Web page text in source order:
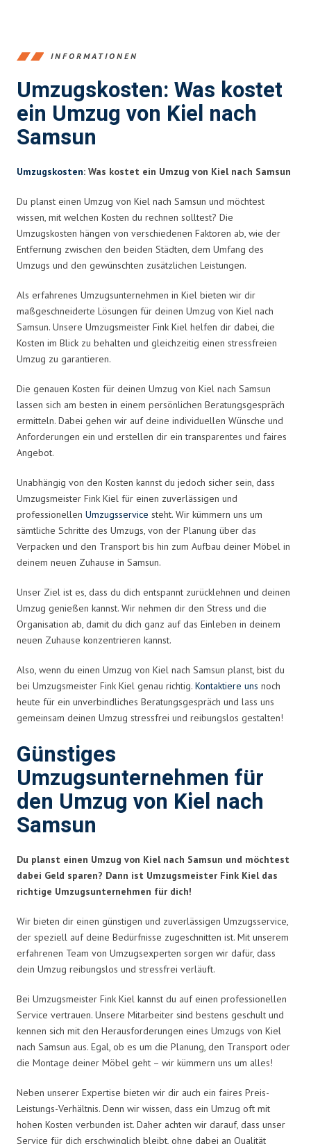
INFORMATIONEN
Umzugskosten: Was kostet
ein Umzug von Kiel nach
Samsun
Umzugskosten: Was kostet ein Umzug von Kiel nach Samsun
Du planst einen Umzug von Kiel nach Samsun und möchtest
wissen, mit welchen Kosten du rechnen solltest? Die
Umzugskosten hängen von verschiedenen Faktoren ab, wie der
Entfernung zwischen den beiden Städten, dem Umfang des
Umzugs und den gewünschten zusätzlichen Leistungen.
Als erfahrenes Umzugsunternehmen in Kiel bieten wir dir
maßgeschneiderte Lösungen für deinen Umzug von Kiel nach
Samsun. Unsere Umzugsmeister Fink Kiel helfen dir dabei, die
Kosten im Blick zu behalten und gleichzeitig einen stressfreien
Umzug zu garantieren.
Die genauen Kosten für deinen Umzug von Kiel nach Samsun
lassen sich am besten in einem persönlichen Beratungsgespräch
ermitteln. Dabei gehen wir auf deine individuellen Wünsche und
Anforderungen ein und erstellen dir ein transparentes und faires
Angebot.
Unabhängig von den Kosten kannst du jedoch sicher sein, dass
Umzugsmeister Fink Kiel für einen zuverlässigen und
professionellen Umzugsservice steht. Wir kümmern uns um
sämtliche Schritte des Umzugs, von der Planung über das
Verpacken und den Transport bis hin zum Aufbau deiner Möbel in
deinem neuen Zuhause in Samsun.
Unser Ziel ist es, dass du dich entspannt zurücklehnen und deinen
Umzug genießen kannst. Wir nehmen dir den Stress und die
Organisation ab, damit du dich ganz auf das Einleben in deinem
neuen Zuhause konzentrieren kannst.
Also, wenn du einen Umzug von Kiel nach Samsun planst, bist du
bei Umzugsmeister Fink Kiel genau richtig. Kontaktiere uns noch
heute für ein unverbindliches Beratungsgespräch und lass uns
gemeinsam deinen Umzug stressfrei und reibungslos gestalten!
Günstiges
Umzugsunternehmen für
den Umzug von Kiel nach
Samsun
Du planst einen Umzug von Kiel nach Samsun und möchtest
dabei Geld sparen? Dann ist Umzugsmeister Fink Kiel das
richtige Umzugsunternehmen für dich!
Wir bieten dir einen günstigen und zuverlässigen Umzugsservice,
der speziell auf deine Bedürfnisse zugeschnitten ist. Mit unserem
erfahrenen Team von Umzugsexperten sorgen wir dafür, dass
dein Umzug reibungslos und stressfrei verläuft.
Bei Umzugsmeister Fink Kiel kannst du auf einen professionellen
Service vertrauen. Unsere Mitarbeiter sind bestens geschult und
kennen sich mit den Herausforderungen eines Umzugs von Kiel
nach Samsun aus. Egal, ob es um die Planung, den Transport oder
die Montage deiner Möbel geht – wir kümmern uns um alles!
Neben unserer Expertise bieten wir dir auch ein faires Preis-
Leistungs-Verhältnis. Denn wir wissen, dass ein Umzug oft mit
hohen Kosten verbunden ist. Daher achten wir darauf, dass unser
Service für dich erschwinglich bleibt, ohne dabei an Qualität